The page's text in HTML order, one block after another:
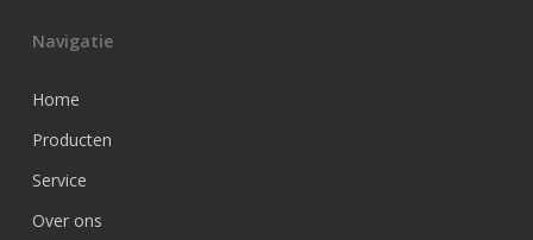
Navigatie
Home
Producten
Service
Over ons